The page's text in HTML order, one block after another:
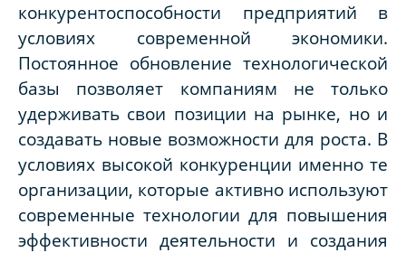
конкурентоспособности предприятий в
условиях современной экономики.
Постоянное обновление технологической
базы позволяет компаниям не только
удерживать свои позиции на рынке, но и
создавать новые возможности для роста. В
условиях высокой конкуренции именно те
организации, которые активно используют
современные технологии для повышения
эффективности деятельности и создания